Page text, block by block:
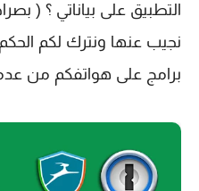
التطبيق على بياناتي ؟ (
نجيب عنها ونترك لكم
برامج على هواتفكم من